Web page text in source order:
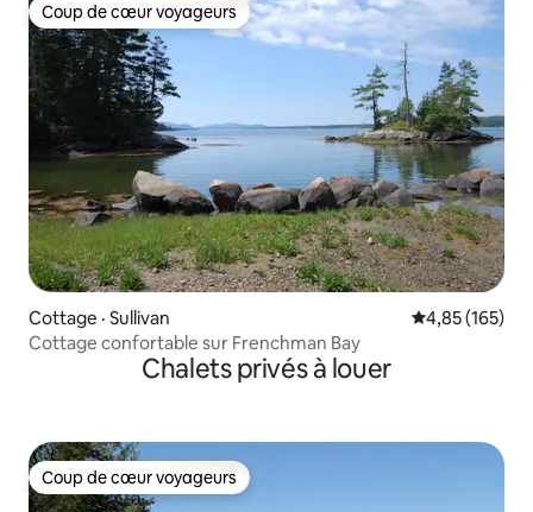
Coup de cœur voyageurs
Coup de cœur voyageurs
Cottage · Sullivan Note
4,85 (165)
Cottage confortable sur Frenchman Bay
Chalets privés à louer
Coup de cœur voyageurs
Coup de cœur voyageurs